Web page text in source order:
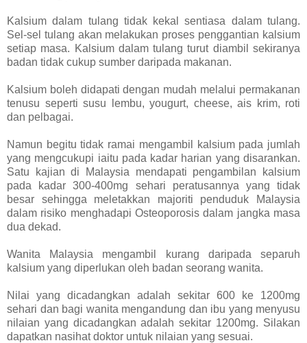
Kalsium dalam tulang tidak kekal sentiasa dalam tulang.
Sel-sel tulang akan melakukan proses penggantian kalsium
setiap masa. Kalsium dalam tulang turut diambil sekiranya
badan tidak cukup sumber daripada makanan.
Kalsium boleh didapati dengan mudah melalui permakanan
tenusu seperti susu lembu, yougurt, cheese, ais krim, roti
dan pelbagai.
Namun begitu tidak ramai mengambil kalsium pada jumlah
yang mengcukupi iaitu pada kadar harian yang disarankan.
Satu kajian di Malaysia mendapati pengambilan kalsium
pada kadar 300-400mg sehari peratusannya yang tidak
besar sehingga meletakkan majoriti penduduk Malaysia
dalam risiko menghadapi Osteoporosis dalam jangka masa
dua dekad.
Wanita Malaysia mengambil kurang daripada separuh
kalsium yang diperlukan oleh badan seorang wanita.
Nilai yang dicadangkan adalah sekitar 600 ke 1200mg
sehari dan bagi wanita mengandung dan ibu yang menyusu
nilaian yang dicadangkan adalah sekitar 1200mg. Silakan
dapatkan nasihat doktor untuk nilaian yang sesuai.